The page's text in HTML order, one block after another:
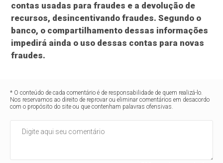
contas usadas para fraudes e a devolução de
recursos, desincentivando fraudes. Segundo o
banco, o compartilhamento dessas informações
impedirá ainda o uso dessas contas para novas
fraudes.
* O conteúdo de cada comentário é de responsabilidade de quem realizá-lo.
Nos reservamos ao direito de reprovar ou eliminar comentários em desacordo
com o propósito do site ou que contenham palavras ofensivas.